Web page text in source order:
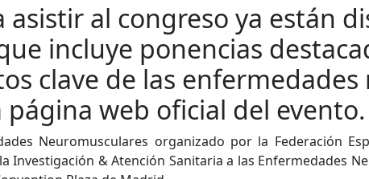
asistir al congreso ya están
incluye ponencias
clave de las
web oficial del evento.
Neuromusculares organizado por la Federación
Investigación & Atención Sanitaria a las Enfermedades